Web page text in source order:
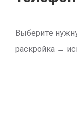
Выберите
раскройка →